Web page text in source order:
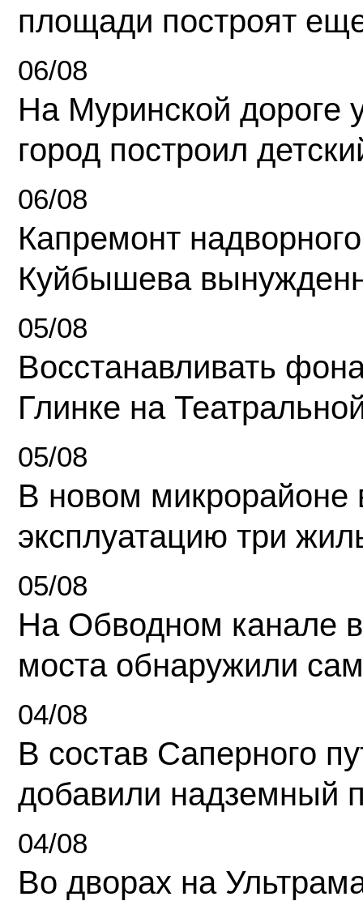
площади построят
06/08
На Муринской дороге
город построил
06/08
Капремонт
Куйбышева
05/08
Восстанавливать
Глинке на
05/08
В новом микрорайоне
эксплуатацию три
05/08
На Обводном канале
моста обнаружили
04/08
В состав Саперного
добавили надземный
04/08
Во дворах на